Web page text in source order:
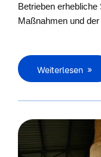
Betrieben
Maßnahmen und
Weiterlesen